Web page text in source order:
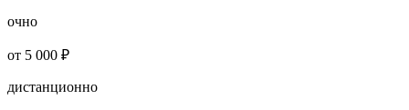
очно
от 5 000 ₽
дистанционно